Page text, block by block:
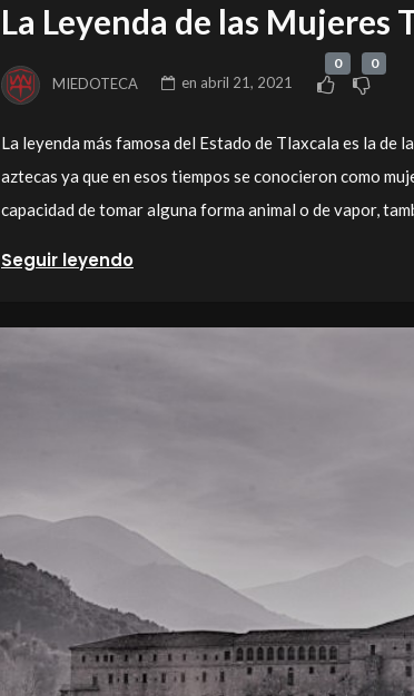
La Leyenda de las Mujeres
MIEDOTECA en abril 21, 2021
0 0
La leyenda más famosa del Estado de Tlaxcala es la de
aztecas ya que en esos tiempos se conocieron como
capacidad de tomar alguna forma animal o de vapor,
Seguir leyendo